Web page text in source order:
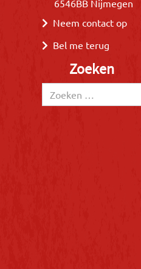
6546BB Nijmegen
Neem contact op
Bel me terug
Zoeken